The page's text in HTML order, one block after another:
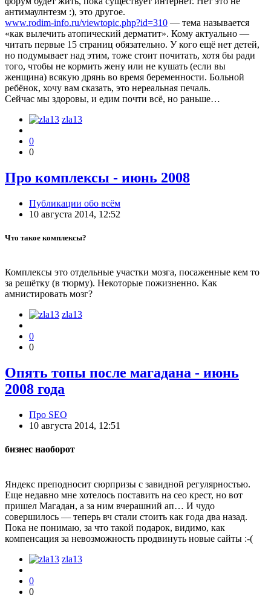
антимаулнтезм :), это другое.
www.rodim-info.ru/viewtopic.php?id=310 — тема называется
«как вылечить атопический дерматит». Кому актуально —
читать первые 15 страниц обязательно. У кого ещё нет детей,
но подумывает над этим, тоже стоит почитать, хотя бы ради
того, чтобы не кормить жену или не кушать (если вы
женщина) всякую дрянь во время беременности. Больной
ребёнок, хочу вам сказать, это нереальная печаль.
Сейчас мы здоровы, и едим почти всё, но раньше…
zla13
0
0
Про комплексы - июнь 2008
Публикации обо всём
10 августа 2014, 12:52
Что такое комплексы?
Комплексы это отдельные участки мозга, посаженные кем то
за решётку (в тюрму). Некоторые пожизненно. Как
амнистировать мозг?
zla13
0
0
Опять топы после магадана - июнь
2008 года
Про SEO
10 августа 2014, 12:51
бизнес наоборот
Яндекс преподносит сюрпризы с завидной регулярностью.
Еще недавно мне хотелось поставить на сео крест, но вот
пришел Магадан, а за ним вчерашний ап… И чудо
совершилось — теперь вч стали стоить как года два назад.
Пока не понимаю, за что такой подарок, видимо, как
компенсация за невозможность продвинуть новые сайты :-(
zla13
0
0